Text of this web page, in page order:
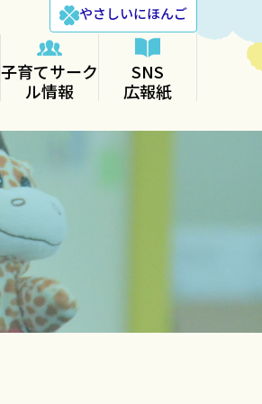
やさしいにほんご
子育てサーク
ル情報
SNS
広報紙